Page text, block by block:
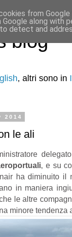
blog
, altri sono in
2014
le ali
, e su
ha diminuito
in maniera
le altre
minore tendenza
from
Google along with
detect and